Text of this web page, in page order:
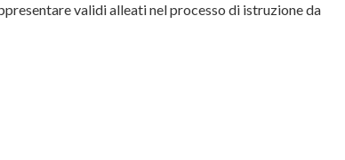
validi alleati nel processo di istruzione da